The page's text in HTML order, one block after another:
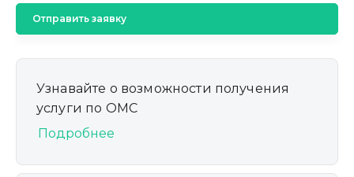
Отправить заявку
Узнавайте о возможности получения
услуги по ОМС
Подробнее